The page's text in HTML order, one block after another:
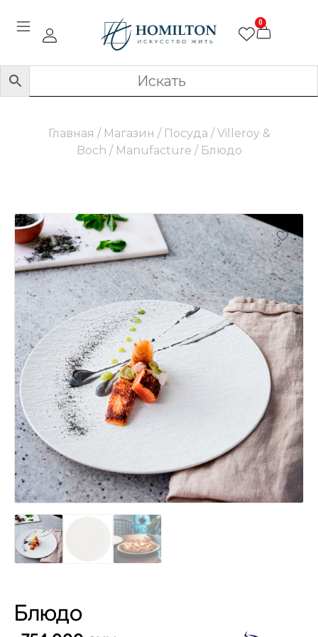
0
Главная / Магазин / Посуда / Villeroy &
Boch / Manufacture / Блюдо
Блюдо